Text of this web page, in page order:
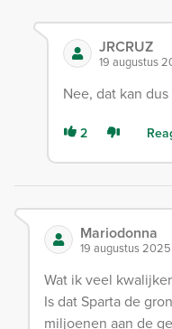
JRCRUZ
19 augustus
Nee, dat kan
2
Mariodonna
19 augustus 2025
Wat ik veel
Is dat Sparta de
miljoenen aan de